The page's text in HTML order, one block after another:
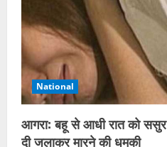
में
पत्नी
के
बाद
पति
की
परिवार
में
मातम
National
आगरा: बहू से आधी रात को
दी जलाकर मारने की धमकी